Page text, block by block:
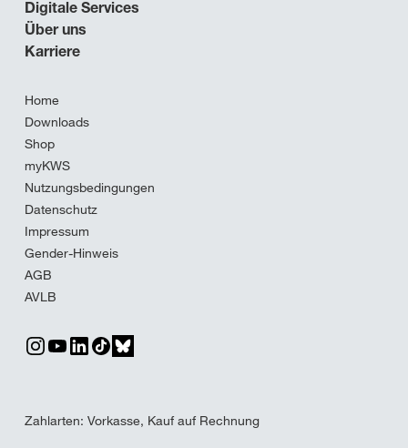
Digitale Services
Über uns
Karriere
Home
Downloads
Shop
myKWS
Nutzungsbedingungen
Datenschutz
Impressum
Gender-Hinweis
AGB
AVLB
Zahlarten: Vorkasse, Kauf auf Rechnung